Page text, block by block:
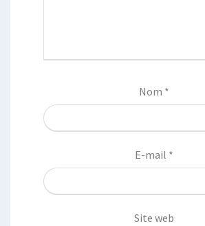
Nom *
E-mail *
Site web